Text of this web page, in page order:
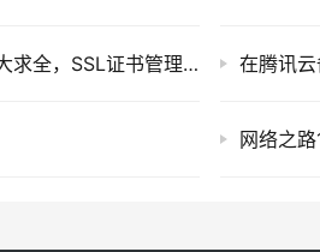
运维大侃侃：CMDB建设切忌贪大求全，SSL证书管理更要提前规划！ 在腾讯
网络之